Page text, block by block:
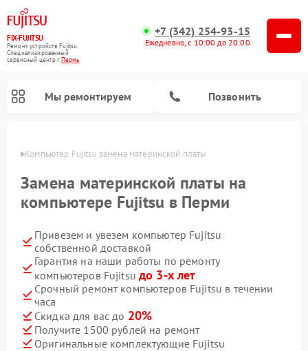
FIX-FUJITSU
Ремонт устройств Fujitsu
Специализированный
cервисный центр г.Пермь
+7 (342) 254-93-15
Ежедневно, с 10:00 до 20:00
Мы ремонтируем Позвонить
Компьютер Fujitsu замена материнской платы
Замена материнской платы на
компьютере Fujitsu в Перми
Привезем и увезем компьютер Fujitsu
собственной доставкой
Гарантия на наши работы по ремонту
компьютеров Fujitsuдо 3-х лет
Срочный ремонт компьютеров Fujitsu в течении
часа
Скидка для вас до 20%
Получите 1500 рублей на ремонт
Оригинальные комплектующие Fujitsu